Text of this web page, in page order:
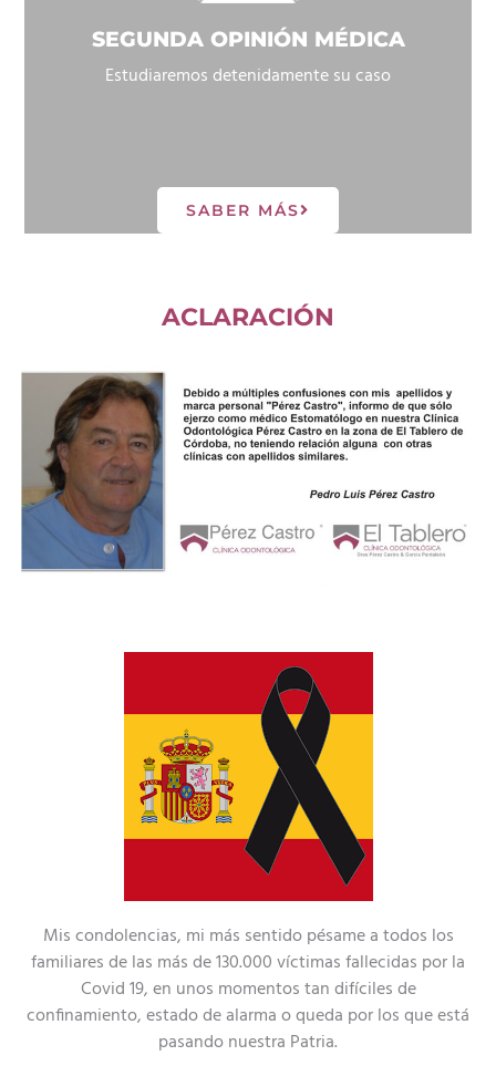
SEGUNDA OPINIÓN MÉDICA
Estudiaremos detenidamente su caso
SABER MÁS
ACLARACIÓN
Mis condolencias, mi más sentido pésame a todos los
familiares de las más de 130.000 víctimas fallecidas por la
Covid 19, en unos momentos tan difíciles de
confinamiento, estado de alarma o queda por los que está
pasando nuestra Patria.